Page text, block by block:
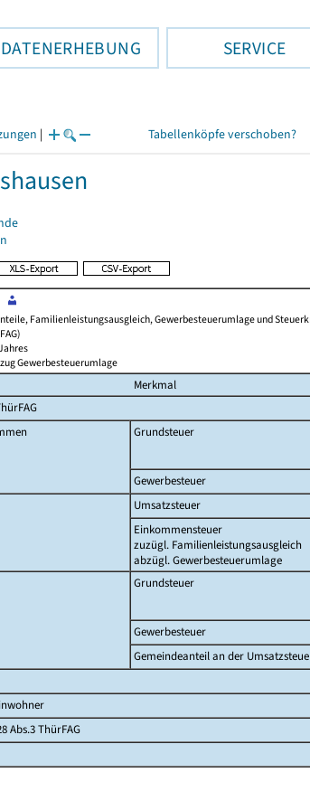
DATENERHEBUNG SERVICE
| Tabellenköpfe verschoben?
Familienleistungsausgleich, Gewerbesteuerumlage und
Gewerbesteuerumlage
Merkmal
Grundsteuer
Gewerbesteuer
Umsatzsteuer
Einkommensteuer
zuzügl. Familienleistungsausgleich
abzügl. Gewerbesteuerumlage
Grundsteuer
Gewerbesteuer
Gemeindeanteil an der
Abs.3 ThürFAG